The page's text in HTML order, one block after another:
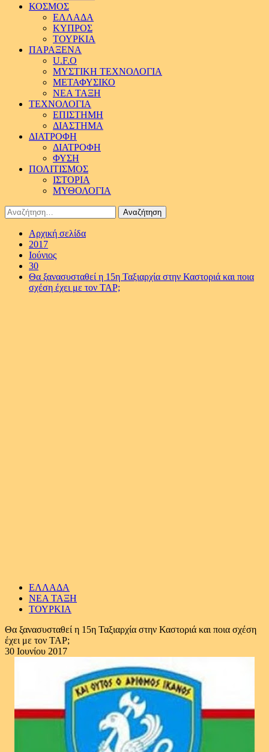
ΚΟΣΜΟΣ
ΕΛΛΑΔΑ
ΚΥΠΡΟΣ
ΤΟΥΡΚΙΑ
ΠΑΡΑΞΕΝΑ
U.F.O
ΜΥΣΤΙΚΗ ΤΕΧΝΟΛΟΓΙΑ
ΜΕΤΑΦΥΣΙΚΟ
ΝΕΑ ΤΑΞΗ
ΤΕΧΝΟΛΟΓΙΑ
ΕΠΙΣΤΗΜΗ
ΔΙΑΣΤΗΜΑ
ΔΙΑΤΡΟΦΗ
ΔΙΑΤΡΟΦΗ
ΦΥΣΗ
ΠΟΛΙΤΙΣΜΟΣ
ΙΣΤΟΡΙΑ
ΜΥΘΟΛΟΓΙΑ
Αναζήτηση
για:
Αρχική σελίδα
2017
Ιούνιος
30
Θα ξανασυσταθεί η 15η Ταξιαρχία στην Καστοριά και ποια
σχέση έχει με τον ΤΑΡ;
ΕΛΛΑΔΑ
ΝΕΑ ΤΑΞΗ
ΤΟΥΡΚΙΑ
Θα ξανασυσταθεί η 15η Ταξιαρχία στην Καστοριά και ποια σχέση
έχει με τον ΤΑΡ;
30 Ιουνίου 2017